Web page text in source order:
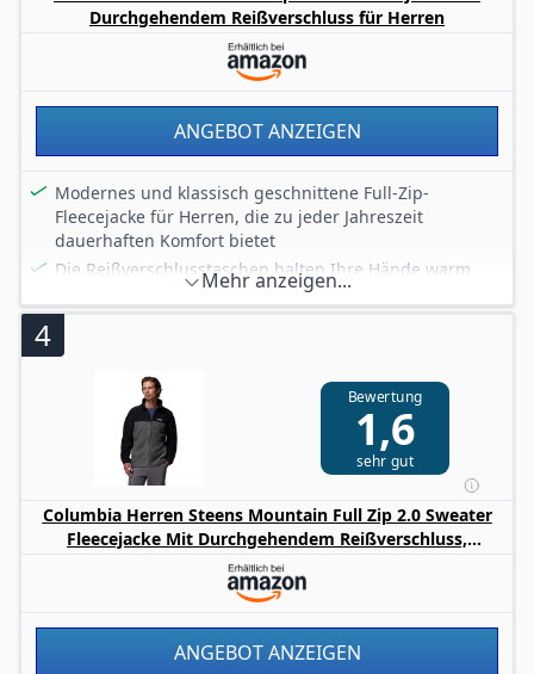
Stehkragen und gerippte Bündchen. Dieser Herren-
Sweatshirt-Stil verfügt über zwei Fronttaschen.
LÄNGE DES KLEIDUNGSSTÜCKS: 71,1cm vom seitlichen
Durchgehendem Reißverschluss für Herren
ANGEBOT ANZEIGEN
Modernes und klassisch geschnittene Full-Zip-
Fleecejacke für Herren, die zu jeder Jahreszeit
dauerhaften Komfort bietet
Die Reißverschlusstaschen halten Ihre Hände warm
und können auch dem sicheren Verstauen von
Wertsachen wie Smartphone oder Geld dienen
Erhältlich in einer Vielzahl von Farben, Ideal für den
täglichen Gebrauch
Lieferumfang: 1 x Columbia Fast Trek II Full Zip
Fleecejacke für Herren, 100% Polyester Mikrofleece,
250g Microfleece
Brust- und Seitentaschen mit Reißverschluss
Mehr anzeigen...
4
Bewertung
1,6
sehr gut
Columbia Herren Steens Mountain Full Zip 2.0 Sweater
Fleecejacke Mit Durchgehendem Reißverschluss,
Schwarz/Grill, M EU
ANGEBOT ANZEIGEN